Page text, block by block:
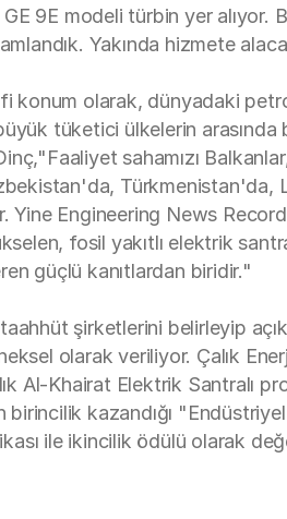
9E modeli türbin yer alıyor.
Yakında hizmete
konum olarak, dünyadaki
tüketici ülkelerin
sahamızı
Türkmenistan'da,
Engineering News
fosil yakıtlı elektrik
güçlü kanıtlardan biridir."
şirketlerini belirleyip
olarak veriliyor. Çalık
Al-Khairat Elektrik Santralı
kazandığı
ile ikincilik ödülü olarak